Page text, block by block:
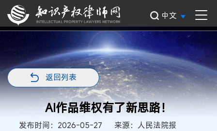
中文
返回列表
AI作品维权有了新思路！
发布时间：2026-05-27
来源：人民法院报